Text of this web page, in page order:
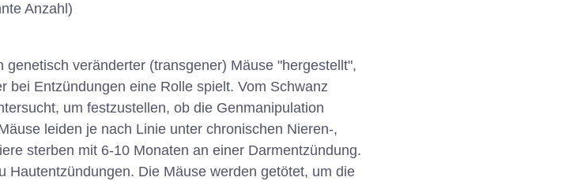
Anzahl)
genetisch veränderter (transgener) Mäuse "hergestellt",
bei Entzündungen eine Rolle spielt. Vom Schwanz
um festzustellen, ob die Genmanipulation
leiden je nach Linie unter chronischen Nieren-,
sterben mit 6-10 Monaten an einer Darmentzündung.
Hautentzündungen. Die Mäuse werden getötet, um die